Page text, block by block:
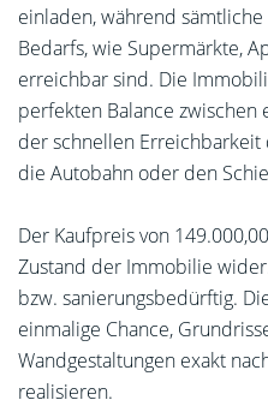
einladen, während
Bedarfs, wie Supermärkte,
erreichbar sind. Die
perfekten Balance
der schnellen
die Autobahn oder den
Der Kaufpreis von
Zustand der Immobilie
bzw. sanierungsbedürftig.
einmalige Chance,
Wandgestaltungen exakt
realisieren.